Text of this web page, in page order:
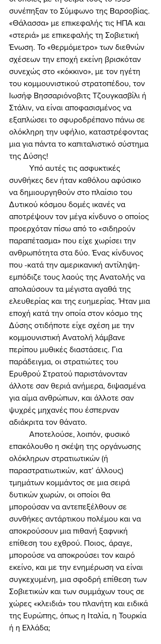
συνέπηξαν το Σύμφωνο της Βαρσοβίας.
«Θάλασσα» με επικεφαλής τις ΗΠΑ και
«στεριά» με επικεφαλής τη Σοβιετική
Ένωση. Το «θερμόμετρο» των διεθνών
σχέσεων την εποχή εκείνη βρισκόταν
συνεχώς στο «κόκκινο», με τον ηγέτη
του κομμουνιστικού στρατοπέδου, τον
Ιωσήφ Βησσαριόνοβιτς Τζουγκασβίλι ή
Στάλιν, να είναι αποφασισμένος να
εξαπλώσει το σφυροδρέπανο πάνω σε
ολόκληρη την υφήλιο, καταστρέφοντας
μια για πάντα το καπιταλιστικό σύστημα
της Δύσης!
συνθήκες δεν ήταν καθόλου αφύσικο
να δημιουργηθούν στο πλαίσιο του
Δυτικού κόσμου δομές ικανές να
αποτρέψουν τον μέγα κίνδυνο ο οποίος
προερχόταν πίσω από το «σιδηρούν
παραπέτασμα» που είχε χωρίσει την
ανθρωπότητα στα δύο. Ένας κίνδυνος
που -κατά την αμερικανική αντίληψη-
εμπόδιζε τους λαούς της Ανατολής να
απολαύσουν τα μέγιστα αγαθά της
ελευθερίας και της ευημερίας. Ήταν μια
εποχή κατά την οποία στον κόσμο της
Δύσης οτιδήποτε είχε σχέση με την
κομμουνιστική Ανατολή λάμβανε
περίπου μυθικές διαστάσεις. Για
παράδειγμα, οι στρατιώτες του
Ερυθρού Στρατού παριστάνονταν
άλλοτε σαν θεριά ανήμερα, διψασμένα
για αίμα ανθρώπων, και άλλοτε σαν
ψυχρές μηχανές που έσπερναν
αδιάκριτα τον θάνατο.
επακόλουθο η σκέψη της οργάνωσης
ολόκληρων στρατιωτικών (ή
παραστρατιωτικών, κατ’ άλλους)
τμημάτων κομμάντος σε μια σειρά
δυτικών χωρών, οι οποίοι θα
μπορούσαν να αντεπεξέλθουν σε
συνθήκες αντάρτικου πολέμου και να
αποκρούσουν μια πιθανή ξαφνική
επίθεση του εχθρού. Ποιος, άραγε,
μπορούσε να αποκρούσει τον καιρό
εκείνο, και με την ενημέρωση να είναι
συγκεχυμένη, μια σφοδρή επίθεση των
Σοβιετικών και των συμμάχων τους σε
χώρες «κλειδιά» του πλανήτη και ειδικά
της Ευρώπης, όπως η Ιταλία, η Τουρκία
ή η Ελλάδα;